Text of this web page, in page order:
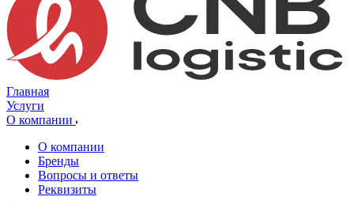
Главная
Услуги
О компании
О компании
Бренды
Вопросы и ответы
Реквизиты